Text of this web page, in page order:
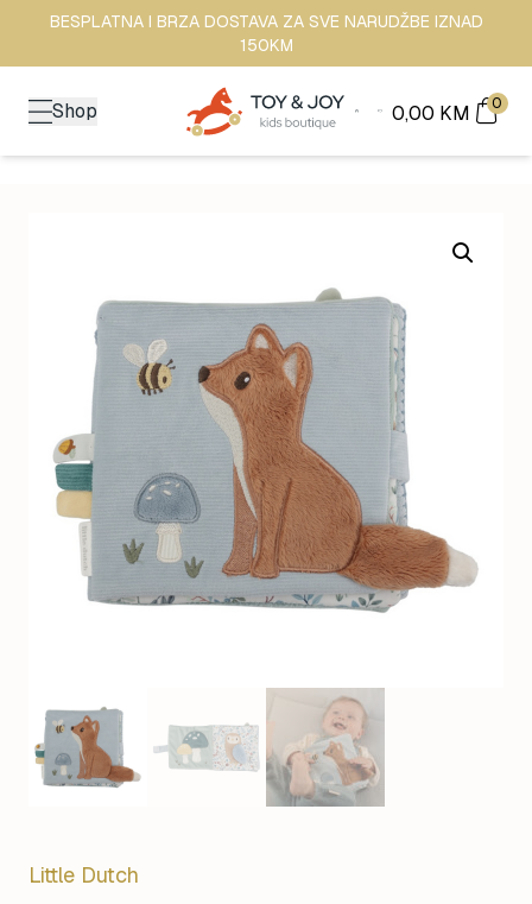
BESPLATNA I BRZA DOSTAVA ZA SVE NARUDŽBE IZNAD
150KM
Shop 0,00 KM 0
Little Dutch